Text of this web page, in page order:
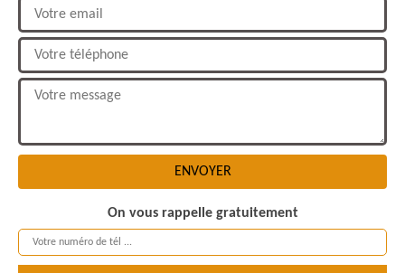
On vous rappelle gratuitement